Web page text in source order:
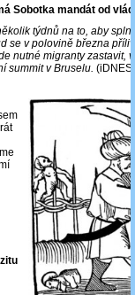
Sobotka mandát od
týdnů na to, aby
se v polovině března
nutné migranty zastavit,
summit v Bruselu.